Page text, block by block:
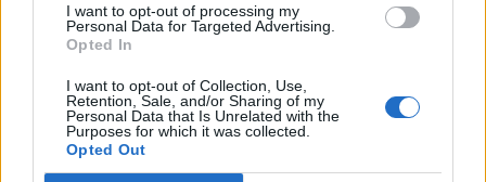
I want to opt-out of processing my
Personal Data for Targeted Advertising.
Opted In
I want to opt-out of Collection, Use,
Retention, Sale, and/or Sharing of my
Personal Data that Is Unrelated with the
Purposes for which it was collected.
Opted Out